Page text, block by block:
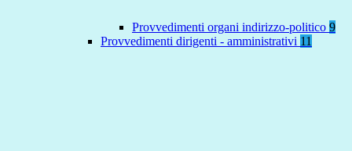
Provvedimenti organi indirizzo-politico 9
Provvedimenti dirigenti - amministrativi 11